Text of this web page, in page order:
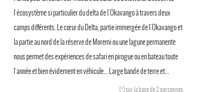
l'écosystème si particulier du delta de l'Okavango à travers deux
camps différents. Le cœur du Delta, partie immergée de l'Okavango et
la partie au nord de la réserve de Moremi ou une lagune permanente
nous permet des expériences de safari en pirogue ou en bateau toute
l'année et bien évidement en véhicule... Large bande de terre et...
(*)sur la base de 2 personnes